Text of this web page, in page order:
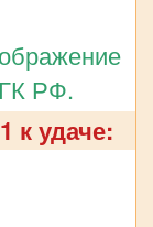
РФ.
к удаче: